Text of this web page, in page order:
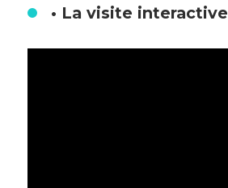
• La visite interactive